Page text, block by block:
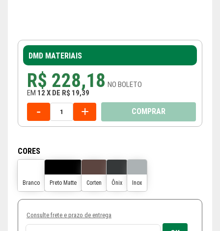
DMD MATERIAIS
R$ 228,18 NO BOLETO
EM 12 X DE R$ 19,39
- + COMPRAR
CORES
Consulte frete e prazo de entrega